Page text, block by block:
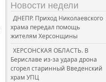
Новости недели
ДНЕПР. Приход Николаевского
храма передал помощь
жителям Херсонщины
ХЕРСОНСКАЯ ОБЛАСТЬ. В
Бериславе из-за удара дрона
сгорел старинный Введенский
храм УПЦ